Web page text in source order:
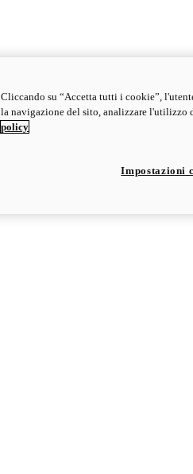
Cliccando su “Accetta tutti i cookie”,
la navigazione del sito, analizzare l'utilizzo
policy
Impostazioni